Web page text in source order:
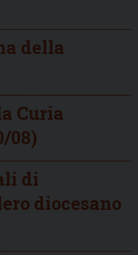
della
Curia
08)
di
diocesano